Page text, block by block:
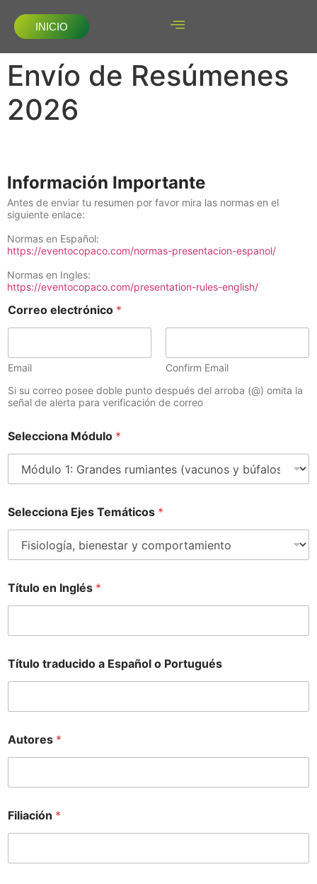
INICIO
Envío de Resúmenes
2026
Información Importante
Antes de enviar tu resumen por favor mira las normas en el
siguiente enlace:
Normas en Español:
https://eventocopaco.com/normas-presentacion-espanol/
Normas en Ingles:
https://eventocopaco.com/presentation-rules-english/
Correo electrónico *
Email
Confirm Email
Si su correo posee doble punto después del arroba (@) omita la
señal de alerta para verificación de correo
Selecciona Módulo *
Selecciona Ejes Temáticos *
Título en Inglés *
Título traducido a Español o Portugués
Autores *
Filiación *